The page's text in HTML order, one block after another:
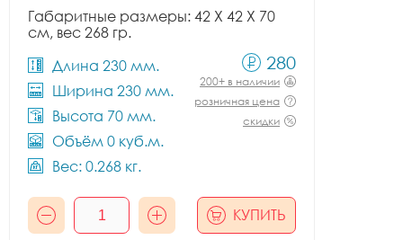
Габаритные размеры: 42 X 42 X 70
см, вес 268 гр.
Длина 230 мм.
Ширина 230 мм.
Высота 70 мм.
Объём 0 куб.м.
Вес: 0.268 кг.
280
200+ в наличии
розничная цена
скидки
КУПИТЬ